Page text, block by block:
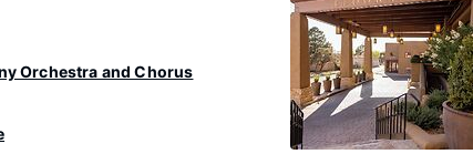
Orchestra and Chorus